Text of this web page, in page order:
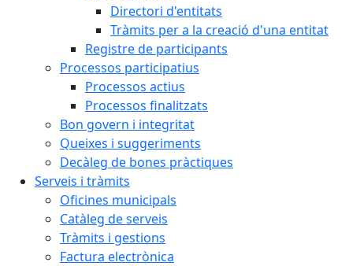
Directori d'entitats
Tràmits per a la creació d'una entitat
Registre de participants
Processos participatius
Processos actius
Processos finalitzats
Bon govern i integritat
Queixes i suggeriments
Decàleg de bones pràctiques
Serveis i tràmits
Oficines municipals
Catàleg de serveis
Tràmits i gestions
Factura electrònica